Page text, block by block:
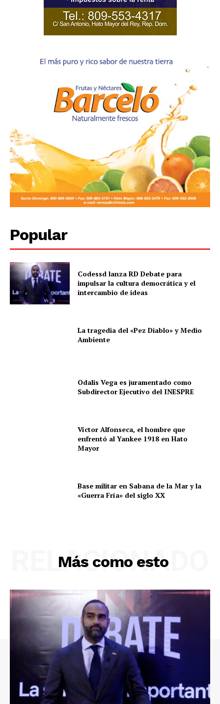
Popular
Codessd lanza RD Debate para
impulsar la cultura democrática y el
intercambio de ideas
La tragedia del «Pez Diablo» y Medio
Ambiente
Odalis Vega es juramentado como
Subdirector Ejecutivo del INESPRE
Víctor Alfonseca, el hombre que
enfrentó al Yankee 1918 en Hato
Mayor
Base militar en Sabana de la Mar y la
«Guerra Fría» del siglo XX
Más como esto
RELACIONADO